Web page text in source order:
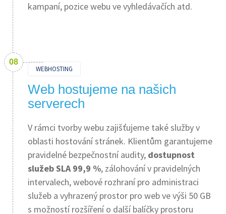
kampaní, pozice webu ve vyhledávačích atd.
WEBHOSTING
Web hostujeme na našich
serverech
V rámci tvorby webu zajišťujeme také služby v
oblasti hostování stránek. Klientům garantujeme
pravidelné bezpečnostní audity, dostupnost
služeb SLA 99,9 %, zálohování v pravidelných
intervalech, webové rozhraní pro administraci
služeb a vyhrazený prostor pro web ve výši 50 GB
s možností rozšíření o další balíčky prostoru